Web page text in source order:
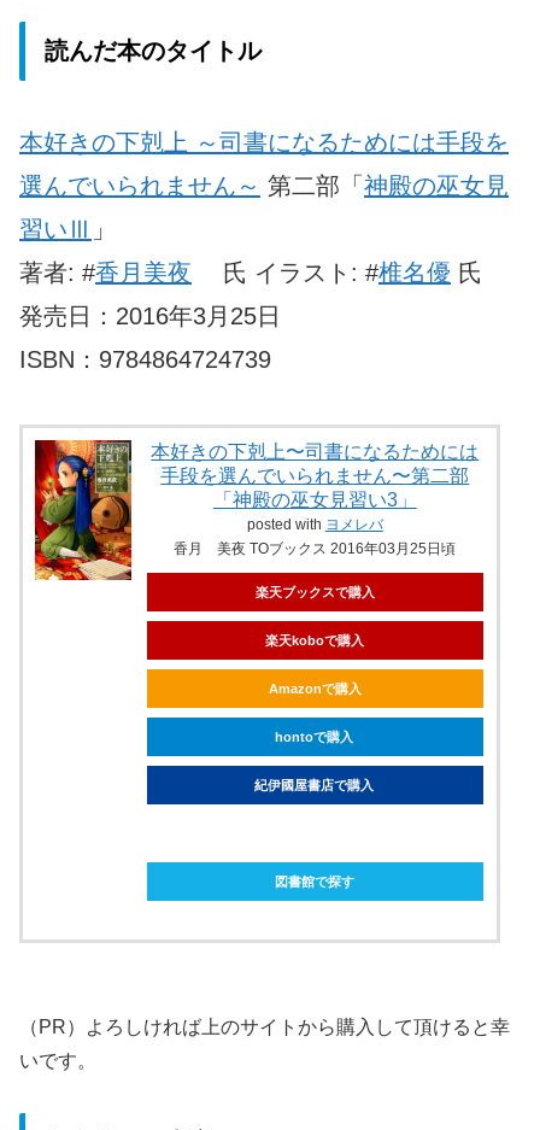
読んだ本のタイトル
本好きの下剋上 ～司書になるためには手段を
選んでいられません～ 第二部「神殿の巫女見
習いⅢ 」
著者: #香月美夜 氏 イラスト: #椎名優 氏
発売日：2016年3月25日
ISBN：9784864724739
本好きの下剋上〜司書になるためには
手段を選んでいられません〜第二部
「神殿の巫女見習い3」
posted with ヨメレバ
香月 美夜 TOブックス 2016年03月25日頃
楽天ブックスで購入
楽天koboで購入
Amazonで購入
hontoで購入
紀伊國屋書店で購入
図書館で探す
（PR）よろしければ上のサイトから購入して頂けると幸
いです。